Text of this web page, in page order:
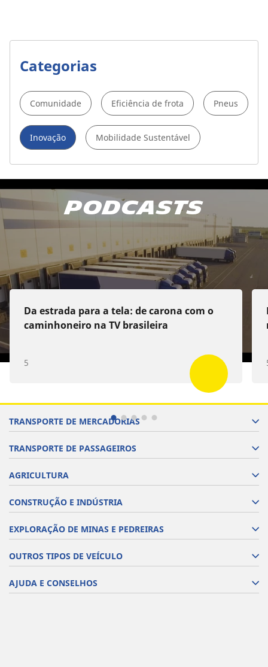
Categorias
Comunidade Eficiência de frota Pneus
Inovação Mobilidade Sustentável
Podcasts
Da estrada para a tela: de carona com o
caminhoneiro na TV brasileira
5
TRANSPORTE DE MERCADORIAS
TRANSPORTE DE PASSAGEIROS
AGRICULTURA
CONSTRUÇÃO E INDÚSTRIA
EXPLORAÇÃO DE MINAS E PEDREIRAS
OUTROS TIPOS DE VEÍCULO
AJUDA E CONSELHOS